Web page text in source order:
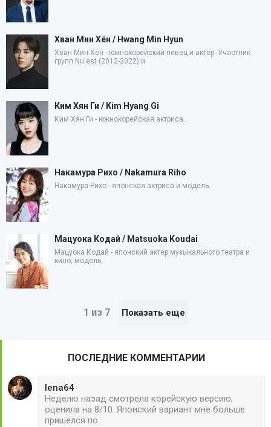
Хван Мин Хён / Hwang Min Hyun
Хван Мин Хён - южнокорейский певец и актёр. Участник
групп Nu'est (2012-2022) и
Ким Хян Ги / Kim Hyang Gi
Ким Хян Ги - южнокорейская актриса.
Накамура Рихо / Nakamura Riho
Накамура Рихо - японская актриса и модель.
Мацуока Кодай / Matsuoka Koudai
Мацуока Кодай - японский актер музыкального театра и
кино, модель.
1 из 7 Показать еще
ПОСЛЕДНИЕ КОММЕНТАРИИ
lena64
Неделю назад смотрела корейскую версию,
оценила на 8/10. Японский вариант мне больше
пришёлся по